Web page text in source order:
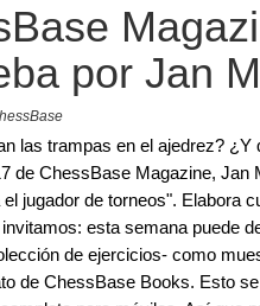
por Jan
las trampas en el ajedrez?
de ChessBase Magazine,
jugador de torneos". Elabora
esta semana puede
de ejercicios- como
de ChessBase Books. Esto